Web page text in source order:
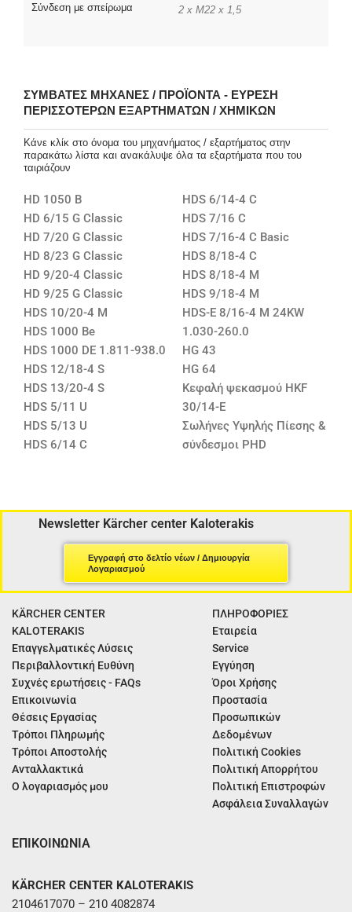
Σύνδεση με σπείρωμα 2 x M22 x 1,5
ΣΥΜΒΑΤΈΣ ΜΗΧΑΝΈΣ / ΠΡΟΪΌΝΤΑ - ΕΎΡΕΣΗ
ΠΕΡΙΣΣΌΤΕΡΩΝ ΕΞΑΡΤΗΜΆΤΩΝ / ΧΗΜΙΚΏΝ
Κάνε κλίκ στο όνομα του μηχανήματος / εξαρτήματος στην
παρακάτω λίστα και ανακάλυψε όλα τα εξαρτήματα που του
ταιριάζουν
HD 1050 B
HD 6/15 G Classic
HD 7/20 G Classic
HD 8/23 G Classic
HD 9/20-4 Classic
HD 9/25 G Classic
HDS 10/20-4 M
HDS 1000 Be
HDS 1000 DE 1.811-938.0
HDS 12/18-4 S
HDS 13/20-4 S
HDS 5/11 U
HDS 5/13 U
HDS 6/14 C
HDS 6/14-4 C
HDS 7/16 C
HDS 7/16-4 C Basic
HDS 8/18-4 C
HDS 8/18-4 M
HDS 9/18-4 M
HDS-E 8/16-4 M 24KW
1.030-260.0
HG 43
HG 64
Κεφαλή ψεκασμού HKF
30/14-E
Σωλήνες Υψηλής Πίεσης &
σύνδεσμοι PHD
Newsletter Kärcher center Kaloterakis
Εγγραφή στο δελτίο νέων / Δημιουργία
Λογαριασμού
KÄRCHER CENTER
KALOTERAKIS
Επαγγελματικές Λύσεις
Περιβαλλοντική Ευθύνη
Συχνές ερωτήσεις - FAQs
Επικοινωνία
Θέσεις Εργασίας
Τρόποι Πληρωμής
Τρόποι Αποστολής
Ανταλλακτικά
Ο λογαριασμός μου
ΠΛΗΡΟΦΟΡΙΕΣ
Εταιρεία
Service
Εγγύηση
Όροι Χρήσης
Προστασία
Προσωπικών
Δεδομένων
Πολιτική Cookies
Πολιτική Απορρήτου
Πολιτική Επιστροφών
Ασφάλεια Συναλλαγών
ΕΠΙΚΟΙΝΩΝΙΑ
KÄRCHER CENTER KALOTERAKIS
2104617070 – 210 4082874